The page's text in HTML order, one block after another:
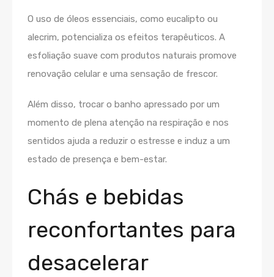
O uso de óleos essenciais, como eucalipto ou
alecrim, potencializa os efeitos terapêuticos. A
esfoliação suave com produtos naturais promove
renovação celular e uma sensação de frescor.
Além disso, trocar o banho apressado por um
momento de plena atenção na respiração e nos
sentidos ajuda a reduzir o estresse e induz a um
estado de presença e bem-estar.
Chás e bebidas
reconfortantes para
desacelerar